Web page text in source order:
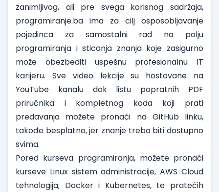
zanimljivog, ali pre svega korisnog sadržaja,
programiranje.ba ima za cilj osposobljavanje
pojedinca za samostalni rad na polju
programiranja i sticanja znanja koje zasigurno
može obezbediti uspešnu profesionalnu IT
karijeru. Sve video lekcije su hostovane na
YouTube kanalu dok listu popratnih PDF
priručnika i kompletnog koda koji prati
predavanja možete pronaći na GitHub linku,
takođe besplatno, jer znanje treba biti dostupno
svima.
Pored kurseva programiranja, možete pronaći
kurseve Linux sistem administracije, AWS Cloud
tehnologija, Docker i Kubernetes, te pratećih